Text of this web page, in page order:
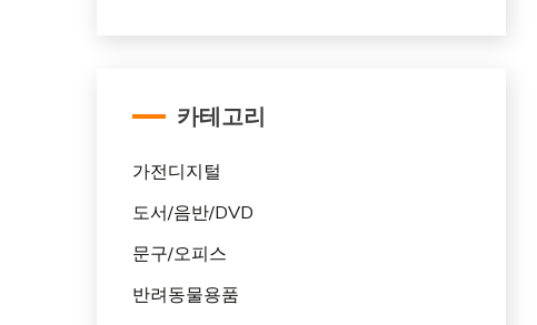
카테고리
가전디지털
도서/음반/DVD
문구/오피스
반려동물용품